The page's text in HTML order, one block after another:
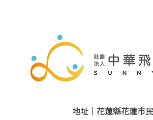
地址｜花蓮縣花蓮市